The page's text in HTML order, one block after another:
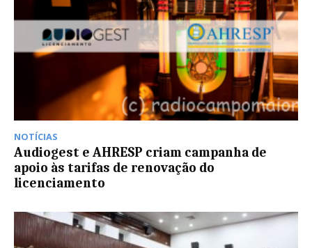
NOTÍCIAS
Audiogest e AHRESP criam campanha de
apoio às tarifas de renovação do
licenciamento